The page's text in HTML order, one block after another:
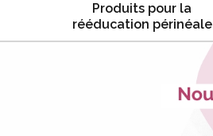
Produits pour la
rééducation périnéale